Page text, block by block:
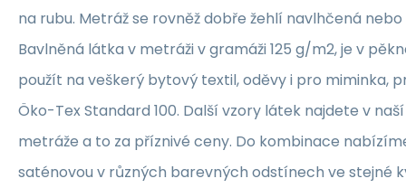
na rubu. Metráž se rovněž dobře žehlí navlhčená
Bavlněná látka v metráži v gramáži 125 g/m2, je v
použít na veškerý bytový textil, oděvy i pro miminka,
Öko-Tex Standard 100. Další vzory látek najdete v
metráže a to za příznivé ceny. Do kombinace
saténovou v různých barevných odstínech ve stejné